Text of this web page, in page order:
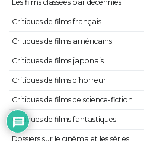
Les films classées par décennies
Critiques de films français
Critiques de films américains
Critiques de films japonais
Critiques de films d’horreur
Critiques de films de science-fiction
Critiques de films fantastiques
Dossiers sur le cinéma et les séries